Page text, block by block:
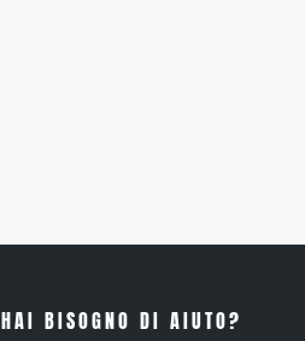
HAI BISOGNO DI AIUTO?